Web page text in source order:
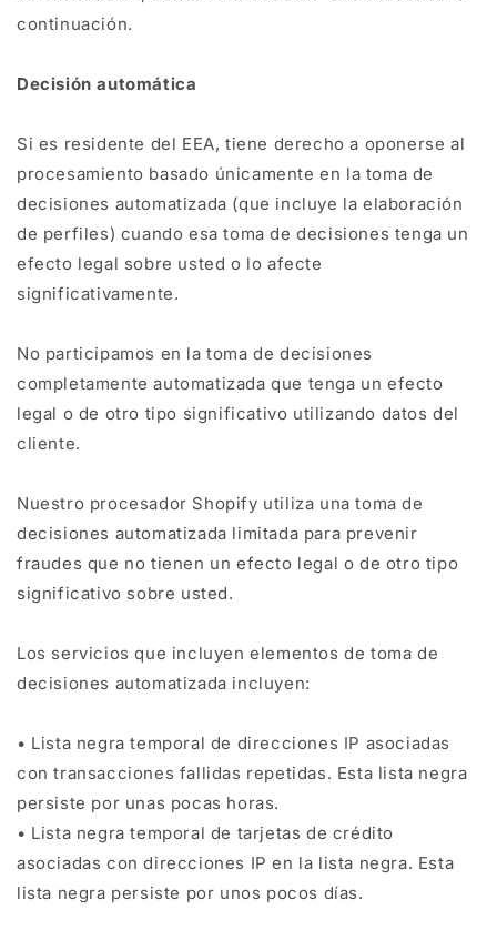
continuación.
Decisión automática
Si es residente del EEA, tiene derecho a oponerse al
procesamiento basado únicamente en la toma de
decisiones automatizada (que incluye la elaboración
de perfiles) cuando esa toma de decisiones tenga un
efecto legal sobre usted o lo afecte
significativamente.
No participamos en la toma de decisiones
completamente automatizada que tenga un efecto
legal o de otro tipo significativo utilizando datos del
cliente.
Nuestro procesador Shopify utiliza una toma de
decisiones automatizada limitada para prevenir
fraudes que no tienen un efecto legal o de otro tipo
significativo sobre usted.
Los servicios que incluyen elementos de toma de
decisiones automatizada incluyen:
• Lista negra temporal de direcciones IP asociadas
con transacciones fallidas repetidas. Esta lista negra
persiste por unas pocas horas.
• Lista negra temporal de tarjetas de crédito
asociadas con direcciones IP en la lista negra. Esta
lista negra persiste por unos pocos días.